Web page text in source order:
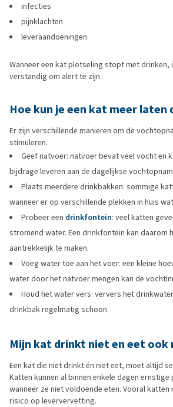
infecties
pijnklachten
leveraandoeningen
Wanneer een kat plotseling stopt met drinken,
verstandig om alert te zijn.
Hoe kun je een kat meer laten
Er zijn verschillende manieren om de
stimuleren.
Geef natvoer: natvoer bevat veel vocht en
bijdrage leveren aan de dagelijkse
Plaats meerdere drinkbakken: sommige
wanneer er op verschillende plekken in huis
Probeer een drinkfontein: veel katten
stromend water. Een drinkfontein kan daarom
aantrekkelijk te maken.
Voeg water toe aan het voer: een kleine
water door het natvoer mengen kan de
Houd het water vers: ververs het
drinkbak regelmatig schoon.
Mijn kat drinkt niet en eet ook
Een kat die niet drinkt én niet eet, moet altijd
Katten kunnen al binnen enkele dagen
wanneer ze niet voldoende eten. Vooral
risico op leververvetting.